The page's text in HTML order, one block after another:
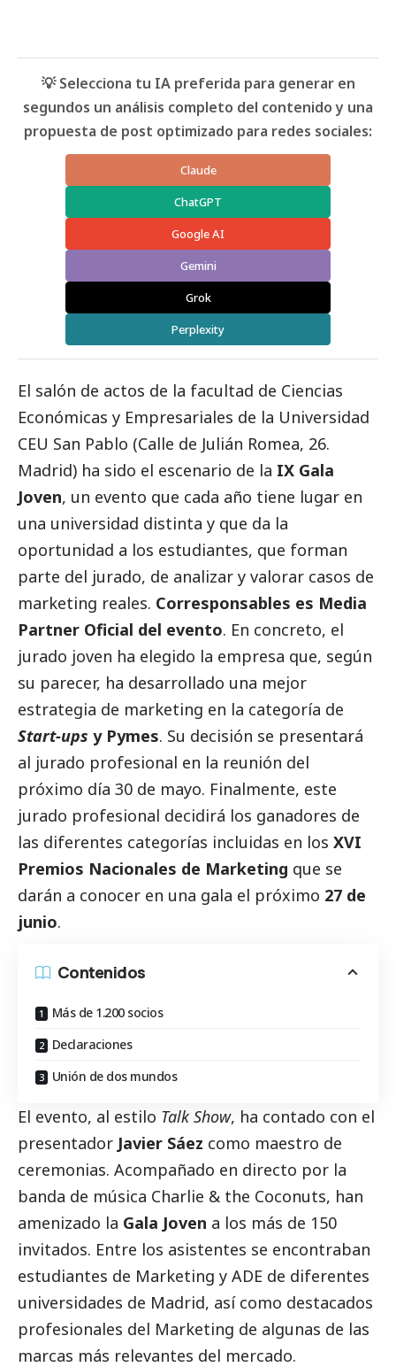
💡 Selecciona tu IA preferida para generar en
segundos un análisis completo del contenido y una
propuesta de post optimizado para redes sociales:
Claude
ChatGPT
Google AI
Gemini
Grok
Perplexity
El salón de actos de la facultad de Ciencias
Económicas y Empresariales de la Universidad
CEU San Pablo (Calle de Julián Romea, 26.
Madrid) ha sido el escenario de la IX Gala
Joven, un evento que cada año tiene lugar en
una universidad distinta y que da la
oportunidad a los estudiantes, que forman
parte del jurado, de analizar y valorar casos de
marketing reales. Corresponsables es Media
Partner Oficial del evento. En concreto, el
jurado joven ha elegido la empresa que, según
su parecer, ha desarrollado una mejor
estrategia de marketing en la categoría de
Start-ups y Pymes. Su decisión se presentará
al jurado profesional en la reunión del
próximo día 30 de mayo. Finalmente, este
jurado profesional decidirá los ganadores de
las diferentes categorías incluidas en los XVI
Premios Nacionales de Marketing que se
darán a conocer en una gala el próximo 27 de
junio.
Contenidos
Más de 1.200 socios
Declaraciones
Unión de dos mundos
El evento, al estilo Talk Show, ha contado con el
presentador Javier Sáez como maestro de
ceremonias. Acompañado en directo por la
banda de música Charlie & the Coconuts, han
amenizado la Gala Joven a los más de 150
invitados. Entre los asistentes se encontraban
estudiantes de Marketing y ADE de diferentes
universidades de Madrid, así como destacados
profesionales del Marketing de algunas de las
marcas más relevantes del mercado.